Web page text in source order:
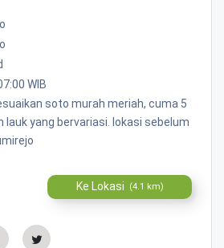
WIB
soto murah meriah, cuma 5
lauk yang bervariasi. lokasi sebelum
Ke Lokasi (4.1 km)